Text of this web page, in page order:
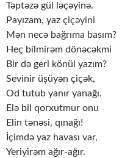
Təptəzə gül ləçəyinə.
Payızam, yaz çiçəyini
Mən necə bağrıma basım?
Heç bilmirəm dönəcəkmi
Bir də geri könül yazım?
Sevinir üşüyən çiçək,
Od tutub yanır yanağı.
Elə bil qorxutmur onu
Elin tənəsi, qınağı!
İçimdə yaz havası var,
Yeriyirəm ağır-ağır.